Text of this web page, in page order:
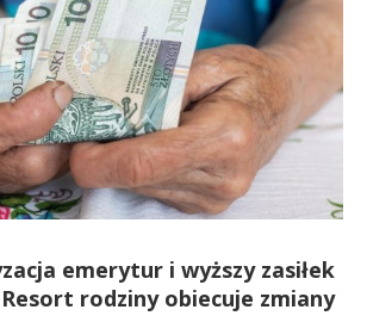
emerytur i wyższy zasiłek
rodziny obiecuje zmiany